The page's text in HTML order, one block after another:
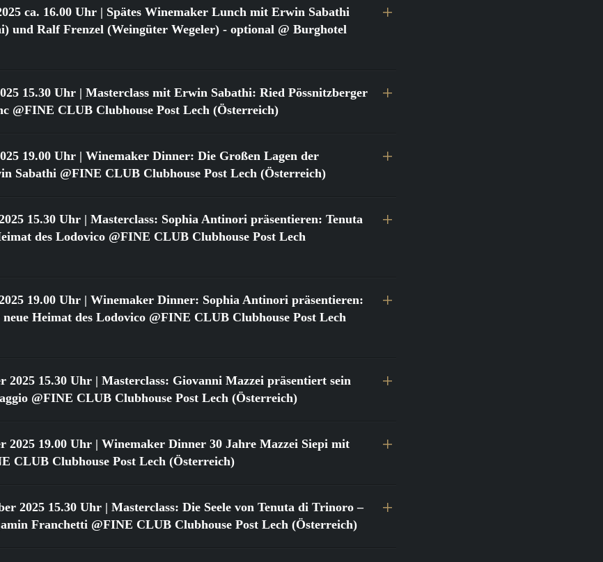
ca. 16.00 Uhr | Spätes Winemaker Lunch mit Erwin Sabathi
und Ralf Frenzel (Weingüter Wegeler) - optional @ Burghotel
15.30 Uhr | Masterclass mit Erwin Sabathi: Ried Pössnitzberger
@FINE CLUB Clubhouse Post Lech (Österreich)
19.00 Uhr | Winemaker Dinner: Die Großen Lagen der
Sabathi @FINE CLUB Clubhouse Post Lech (Österreich)
15.30 Uhr | Masterclass: Sophia Antinori präsentieren: Tenuta
des Lodovico @FINE CLUB Clubhouse Post Lech
19.00 Uhr | Winemaker Dinner: Sophia Antinori präsentieren:
Heimat des Lodovico @FINE CLUB Clubhouse Post Lech
2025 15.30 Uhr | Masterclass: Giovanni Mazzei präsentiert sein
@FINE CLUB Clubhouse Post Lech (Österreich)
2025 19.00 Uhr | Winemaker Dinner 30 Jahre Mazzei Siepi mit
CLUB Clubhouse Post Lech (Österreich)
2025 15.30 Uhr | Masterclass: Die Seele von Tenuta di Trinoro –
Franchetti @FINE CLUB Clubhouse Post Lech (Österreich)